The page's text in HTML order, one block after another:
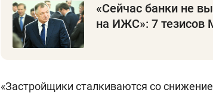
«Сейчас банки не
на ИЖС»: 7 тезисов
«Застройщики сталкиваются со